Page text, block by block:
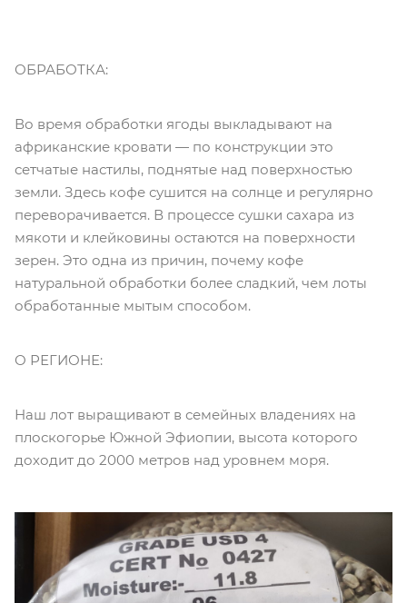
ОБРАБОТКА:
Во время обработки ягоды выкладывают на
африканские кровати — по конструкции это
сетчатые настилы, поднятые над поверхностью
земли. Здесь кофе сушится на солнце и регулярно
переворачивается. В процессе сушки сахара из
мякоти и клейковины остаются на поверхности
зерен. Это одна из причин, почему кофе
натуральной обработки более сладкий, чем лоты
обработанные мытым способом.
О РЕГИОНЕ:
Наш лот выращивают в семейных владениях на
плоскогорье Южной Эфиопии, высота которого
доходит до 2000 метров над уровнем моря.